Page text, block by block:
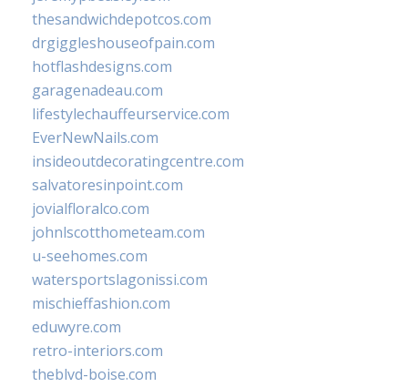
thesandwichdepotcos.com
drgiggleshouseofpain.com
hotflashdesigns.com
garagenadeau.com
lifestylechauffeurservice.com
EverNewNails.com
insideoutdecoratingcentre.com
salvatoresinpoint.com
jovialfloralco.com
johnlscotthometeam.com
u-seehomes.com
watersportslagonissi.com
mischieffashion.com
eduwyre.com
retro-interiors.com
theblvd-boise.com